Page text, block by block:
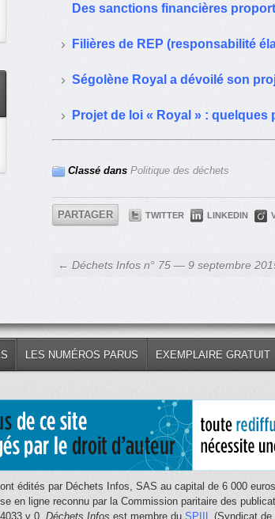
Des sanctions financières
Filières de REP (responsabilité
Ségolène Royal a dévoilé son
Projet de loi « Royal » : quelques
Classé dans Politique des déchets
PARTAGER TWITTER LINKEDIN
← Déchets Infos n° 75 — 9 septembre
LES NUMÉROS PARUS EXEMPLAIRE GRATUIT
édités par Déchets Infos, SAS au capital de 6 000
en ligne reconnu par la Commission paritaire des
v 0. Déchets Infos est membre du SPIIL (Syndicat de